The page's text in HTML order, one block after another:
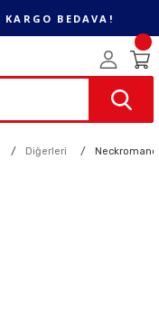
KARGO BEDAVA!
Diğerleri